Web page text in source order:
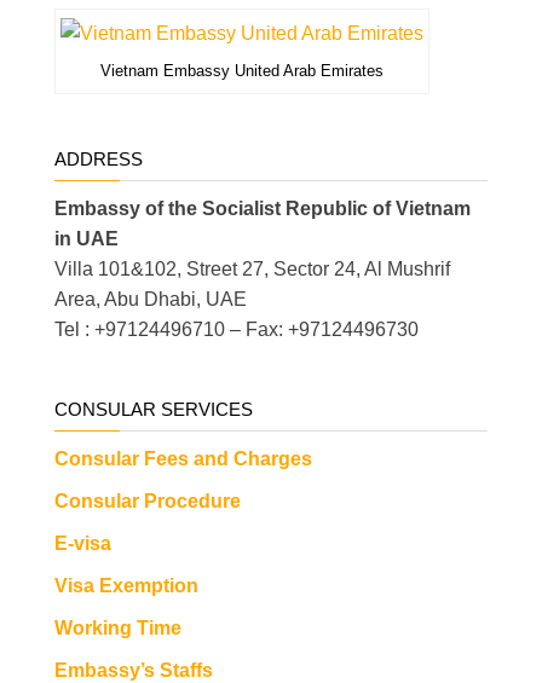
Vietnam Embassy United Arab Emirates
ADDRESS
Embassy of the Socialist Republic of Vietnam
in UAE
Villa 101&102, Street 27, Sector 24, Al Mushrif
Area, Abu Dhabi, UAE
Tel : +97124496710 – Fax: +97124496730
CONSULAR SERVICES
Consular Fees and Charges
Consular Procedure
E-visa
Visa Exemption
Working Time
Embassy’s Staffs